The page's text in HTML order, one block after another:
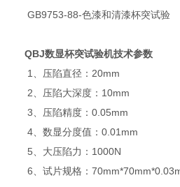
GB9753-88-色漆和清漆杯突试验
QBJ数显杯突试验机技术参数
1、压陷直径：20mm
2、压陷大深度：10mm
3、压陷精度：0.05mm
4、数显分度值：0.01mm
5、大压陷力：1000N
6、试片规格：